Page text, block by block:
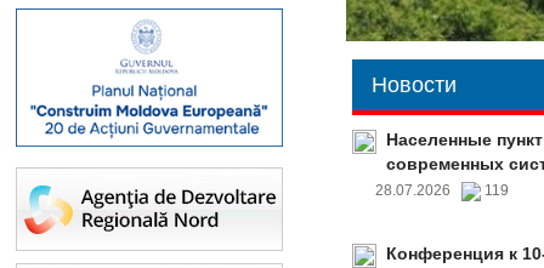
Новости
Населенные
современных
28.07.2026 119
Конференция к